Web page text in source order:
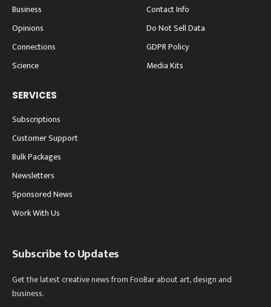
Business
Opinions
Connections
Science
Contact Info
Do Not Sell Data
GDPR Policy
Media Kits
SERVICES
Subscriptions
Customer Support
Bulk Packages
Newsletters
Sponsored News
Work With Us
Subscribe to Updates
Get the latest creative news from FooBar about art, design and
business.